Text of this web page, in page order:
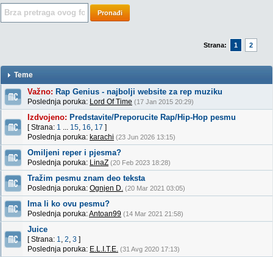
Pronađi
Strana: 1 2
Teme
Važno: Rap Genius - najbolji website za rep muziku
Poslednja poruka: Lord Of Time (17 Jan 2015 20:29)
Izdvojeno: Predstavite/Preporucite Rap/Hip-Hop pesmu
[ Strana: 1 ... 15, 16, 17 ]
Poslednja poruka: karachi (23 Jun 2026 13:15)
Omiljeni reper i pjesma?
Poslednja poruka: LinaZ (20 Feb 2023 18:28)
Tražim pesmu znam deo teksta
Poslednja poruka: Ognjen D. (20 Mar 2021 03:05)
Ima li ko ovu pesmu?
Poslednja poruka:Antoan99 (14 Mar 2021 21:58)
Juice
[ Strana: 1, 2, 3 ]
Poslednja poruka: E.L.I.T.E. (31 Avg 2020 17:13)